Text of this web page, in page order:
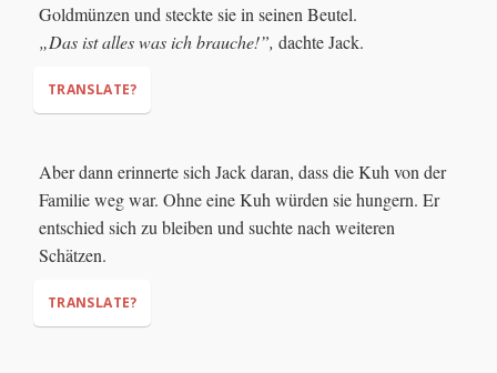
Goldmünzen und steckte sie in seinen Beutel.
„Das ist alles was ich brauche!”, dachte Jack.
TRANSLATE?
"This is all I need!"
Aber dann erinnerte sich Jack daran, dass die Kuh von der
Familie weg war. Ohne eine Kuh würden sie hungern. Er
entschied sich zu bleiben und suchte nach weiteren
Schätzen.
TRANSLATE?